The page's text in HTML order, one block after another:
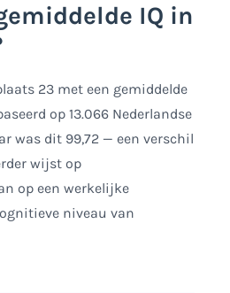
IQ in
23 met een gemiddelde
op 13.066 Nederlandse
was dit 99,72 — een verschil
wijst op
op een werkelijke
niveau van